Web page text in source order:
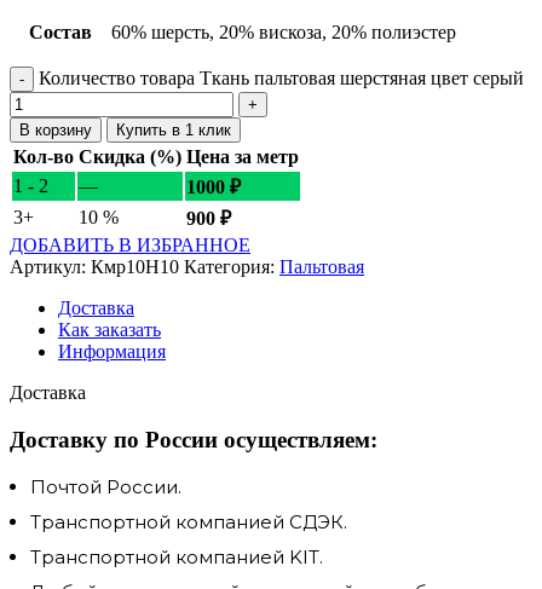
Состав 60% шерсть, 20% вискоза, 20% полиэстер
Количество товара Ткань пальтовая шерстяная цвет серый
В корзину Купить в 1 клик
Кол-во Скидка (%) Цена за метр
1 - 2
— 1000 ₽
3+
10 % 900 ₽
ДОБАВИТЬ В ИЗБРАННОЕ
Артикул: Кмр10Н10 Категория: Пальтовая
Доставка
Как заказать
Информация
Доставка
Доставку по России осуществляем:
Почтой России.
Транспортной компанией СДЭК.
Транспортной компанией KIT.